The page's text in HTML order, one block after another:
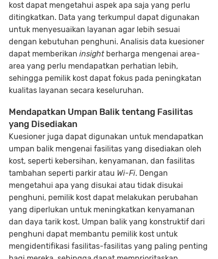
kost dapat mengetahui aspek apa saja yang perlu
ditingkatkan. Data yang terkumpul dapat digunakan
untuk menyesuaikan layanan agar lebih sesuai
dengan kebutuhan penghuni. Analisis data kuesioner
dapat memberikan insightberharga mengenai area-
area yang perlu mendapatkan perhatian lebih,
sehingga pemilik kost dapat fokus pada peningkatan
kualitas layanan secara keseluruhan.
Mendapatkan Umpan Balik tentang Fasilitas
yang Disediakan
Kuesioner juga dapat digunakan untuk mendapatkan
umpan balik mengenai fasilitas yang disediakan oleh
kost, seperti kebersihan, kenyamanan, dan fasilitas
tambahan seperti parkir atau Wi-Fi. Dengan
mengetahui apa yang disukai atau tidak disukai
penghuni, pemilik kost dapat melakukan perubahan
yang diperlukan untuk meningkatkan kenyamanan
dan daya tarik kost. Umpan balik yang konstruktif dari
penghuni dapat membantu pemilik kost untuk
mengidentifikasi fasilitas-fasilitas yang paling penting